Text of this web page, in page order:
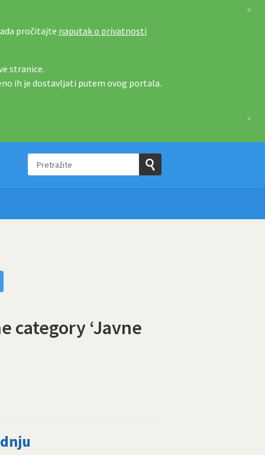
pročitajte naputak o privatnosti
stranice.
ih je dostavljati putem ovog portala.
×
×
Pretražite
Pošaljite
category ‘Javne